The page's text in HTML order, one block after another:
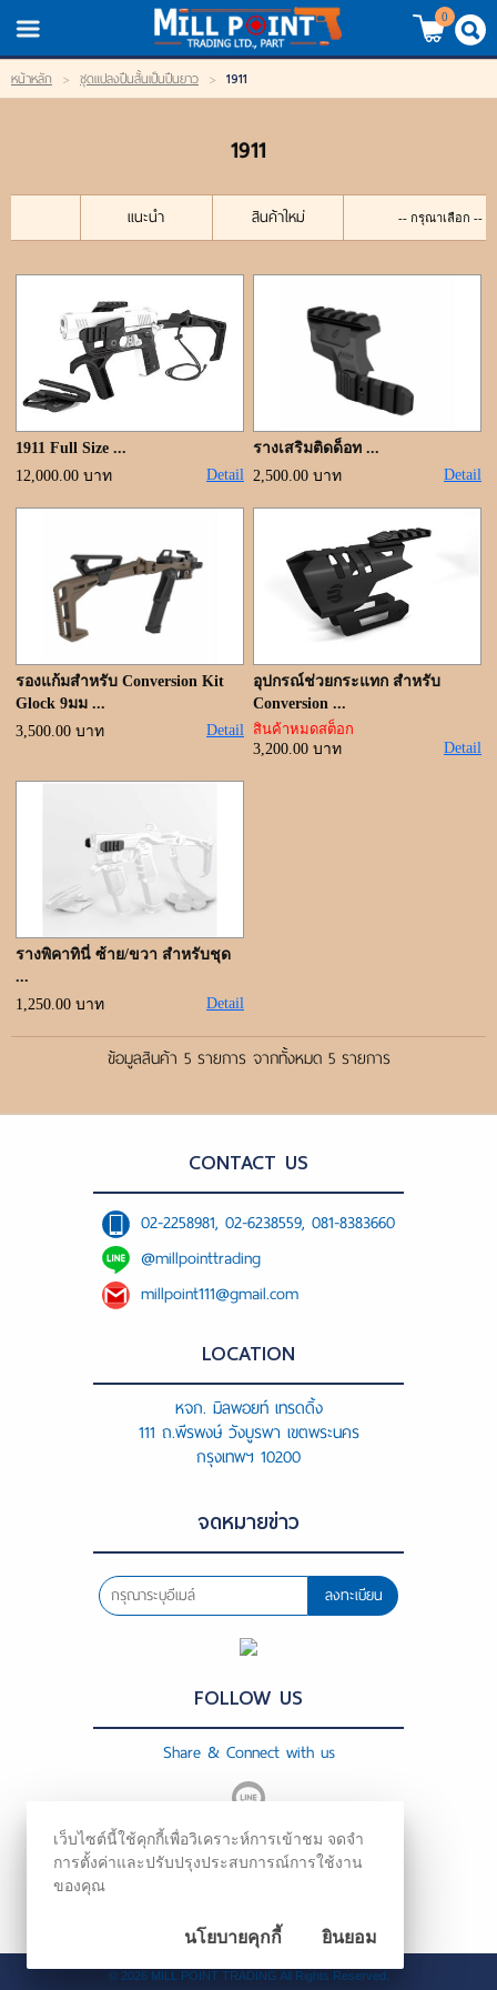
TH/EN
LOGIN REGISTER
สินค้า
แบรนด์
สินค้าลดราคา
เข้าสู่ระบบ
ขั้นตอนการสั่งซื้อ
แจ้งชำระเงิน
ค้นหาสินค้า
ติดต่อเรา
0
หน้าหลัก > ชุดแปลงปืนสั้นเป็นปืนยาว > 1911
1911
แนะนำ สินค้าใหม่
1911 Full Size ...
12,000.00 บาท
Detail
รางเสริมติดด็อท ...
2,500.00 บาท
Detail
รองแก้มสำหรับ Conversion Kit
Glock 9มม ...
3,500.00 บาท
Detail
อุปกรณ์ช่วยกระแทก สำหรับ
Conversion ...
สินค้าหมดสต็อก
3,200.00 บาท
Detail
รางพิคาทินี่ ซ้าย/ขวา สำหรับชุด
...
1,250.00 บาท
Detail
ข้อมูลสินค้า 5 รายการ จากทั้งหมด 5 รายการ
CONTACT US
02-2258981, 02-6238559, 081-8383660
@millpointtrading
millpoint111@gmail.com
LOCATION
หจก. มิลพอยท์ เทรดดิ้ง
111 ถ.พีรพงษ์ วังบูรพา เขตพระนคร
กรุงเทพฯ 10200
จดหมายข่าว
ลงทะเบียน
FOLLOW US
Share & Connect with us
© 2026MILL POINT TRADING All Rights Reserved.
เว็บไซต์นี้ใช้คุกกี้เพื่อวิเคราะห์การเข้าชม จดจำ
การตั้งค่าและปรับปรุงประสบการณ์การใช้งาน
ของคุณ
นโยบายคุกกี้ ยินยอม